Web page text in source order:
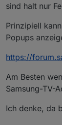
sind halt nur
Prinzipiell
Popups
https://
Am Besten
Samsung-TV-
Ich denke, da